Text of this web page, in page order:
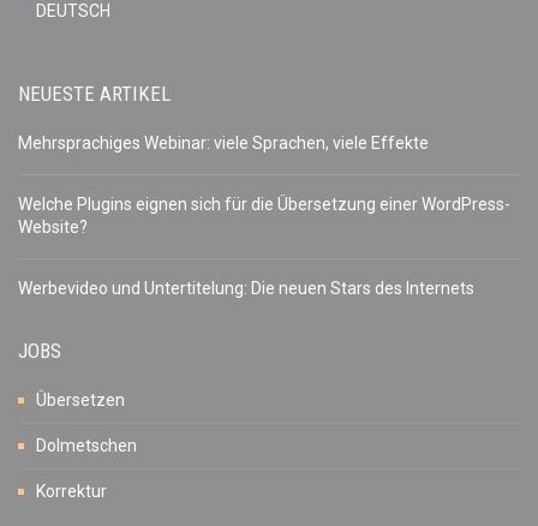
DEUTSCH
NEUESTE ARTIKEL
Mehrsprachiges Webinar: viele Sprachen, viele Effekte
Welche Plugins eignen sich für die Übersetzung einer WordPress-
Website?
Werbevideo und Untertitelung: Die neuen Stars des Internets
JOBS
Übersetzen
Dolmetschen
Korrektur